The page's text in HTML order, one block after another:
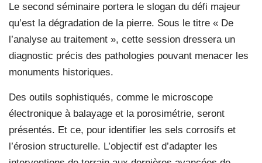
Le second séminaire portera le slogan du défi majeur
qu’est la dégradation de la pierre. Sous le titre « De
l’analyse au traitement », cette session dressera un
diagnostic précis des pathologies pouvant menacer les
monuments historiques.
Des outils sophistiqués, comme le microscope
électronique à balayage et la porosimétrie, seront
présentés. Et ce, pour identifier les sels corrosifs et
l’érosion structurelle. L’objectif est d’adapter les